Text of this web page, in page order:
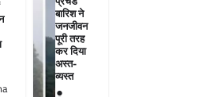
बारिश ने
जनजीवन
पूरी तरह
कर दिया
अस्त-
व्यस्त